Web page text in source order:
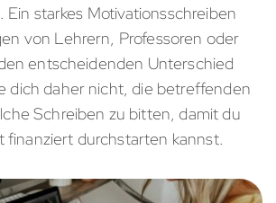
Ein starkes Motivationsschreiben
von Lehrern, Professoren oder
entscheidenden Unterschied
dich daher nicht, die betreffenden
Schreiben zu bitten, damit du
finanziert durchstarten kannst.